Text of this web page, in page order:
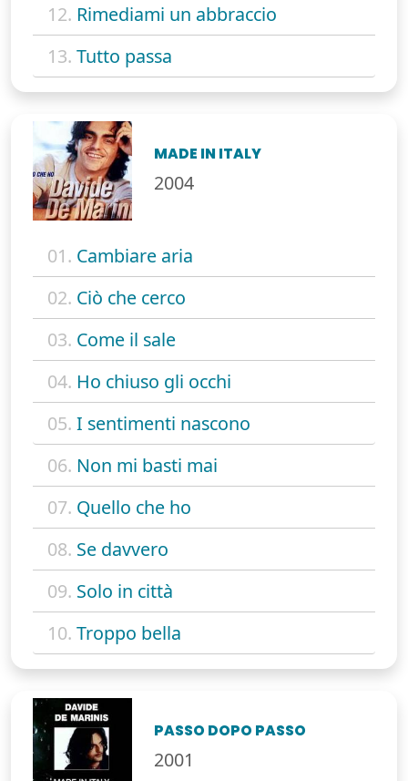
12. Rimediami un abbraccio
13. Tutto passa
MADE IN ITALY
2004
01. Cambiare aria
02. Ciò che cerco
03. Come il sale
04. Ho chiuso gli occhi
05. I sentimenti nascono
06. Non mi basti mai
07. Quello che ho
08. Se davvero
09. Solo in città
10. Troppo bella
PASSO DOPO PASSO
2001